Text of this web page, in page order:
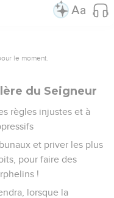
le moment.
du Seigneur
règles injustes et à
et priver les plus
pour faire des
!
lorsque la